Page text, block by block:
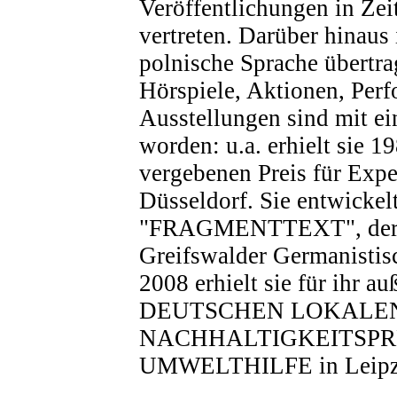
Veröffentlichungen in
vertreten. Darüber
polnische Sprache
Hörspiele, Aktionen,
Ausstellungen sind mit
worden: u.a. erhielt sie
vergebenen Preis für
Düsseldorf. Sie
"FRAGMENTTEXT",
Greifswalder
2008 erhielt sie für ihr
DEUTSCHEN
UMWELTHILFE in